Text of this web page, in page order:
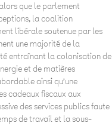
que le parlement
la coalition
libérale soutenue par les
une majorité de la
entraînant la colonisation de
et de matières
ainsi qu’une
cadeaux fiscaux aux
des services publics faute
de travail et la sous-